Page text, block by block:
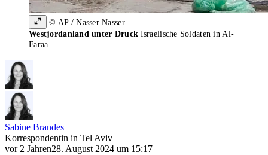
© AP / Nasser Nasser
Westjordanland unter Druck Israelische Soldaten in Al-
Faraa
Sabine Brandes
Korrespondentin in Tel Aviv
vor 2 Jahren28. August 2024 um 15:17